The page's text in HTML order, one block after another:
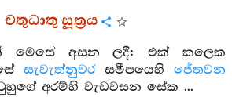
චතුධාතු සූත්‍රය
මෙසේ අසන ලදී: එක් කලෙක
සැවැත්නුවරසමීපයෙහි ජේතවන
අරම්හි වැඩවසන සේක ...